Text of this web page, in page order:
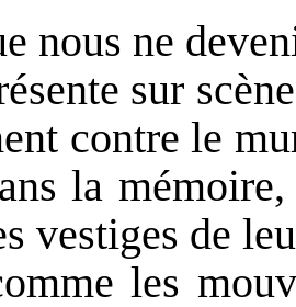
nous ne
sur
contre le
la
vestiges de
les